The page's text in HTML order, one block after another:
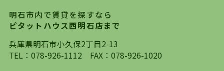
自身でインターネットを利用し、理想のお部屋を
探していただき、選択していただいた物件情報に
対して、専門知識を持ったスタッフがサポートさ
せていただくスタイルを心がけております。私た
明石市内で賃貸を探すなら
ピタットハウス西明石店まで
兵庫県明石市小久保2丁目2-13
TEL： 078-926-1112 FAX：078-926-1020